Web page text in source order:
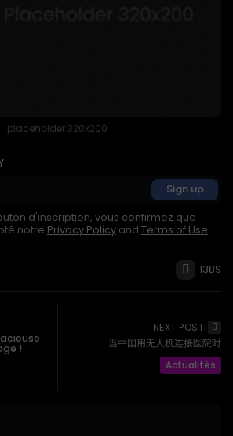
placeholder 320x200
d'inscription, vous confirmez que
notre Privacy Policy and Terms of Use
1389
!
NEXT POST
当中国用无人机连接医院时
Actualités